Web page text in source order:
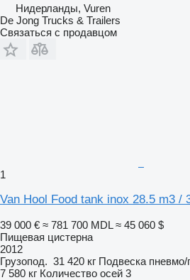
Нидерланды, Vuren
De Jong Trucks & Trailers
Связаться с продавцом
1
Van Hool Food tank inox 28.5 m3 /
39 000 € ≈ 781 700 MDL ≈ 45 060 $
Пищевая цистерна
2012
Грузопод. 31 420 кг Подвеска
7 580 кг Количество осей 3